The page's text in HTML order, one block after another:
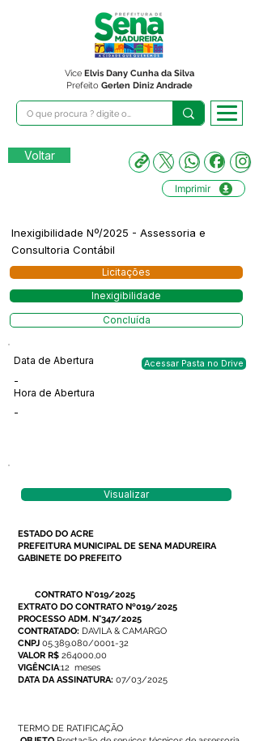
Prefeito Gerlen Diniz Andrade
Vice Elvis Dany Cunha da Silva
Voltar
Imprimir
Inexigibilidade Nº/2025 - Assessoria e
Consultoria Contábil
Licitações
Inexigibilidade
Concluída
Data de Abertura
-
Acessar Pasta no Drive
Hora de Abertura
-
Visualizar
ESTADO DO ACRE
PREFEITURA MUNICIPAL DE SENA MADUREIRA
GABINETE DO PREFEITO
CONTRATO N°019/2025
EXTRATO DO CONTRATO Nº019/2025
PROCESSO ADM. N°347/2025
CONTRATADO: DAVILA & CAMARGO
CNPJ 05.389.080/0001-32
VALOR R$ 264000,00
VIGÊNCIA:12 meses
DATA DA ASSINATURA: 07/03/2025
TERMO DE RATIFICAÇÃO